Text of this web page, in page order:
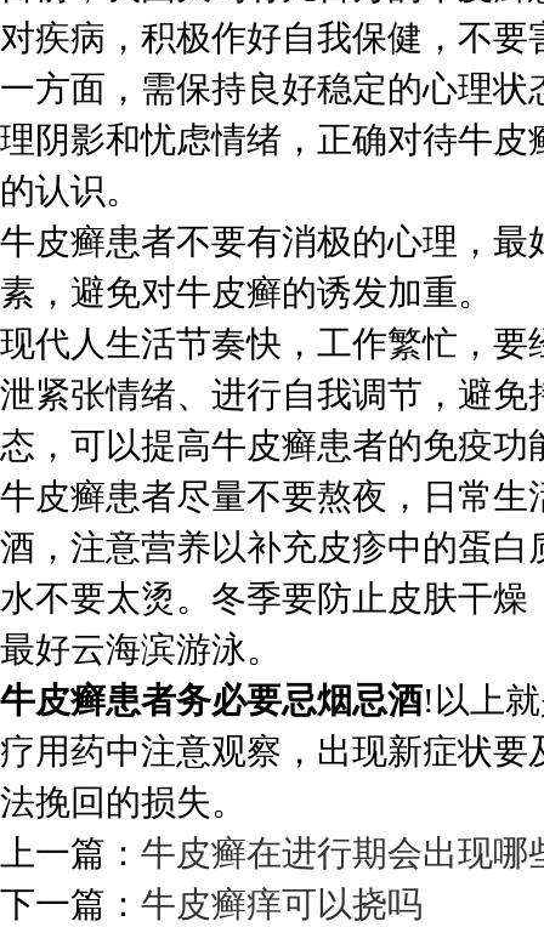
对疾病，积极作好自我保健，不
一方面，需保持良好稳定的心理
理阴影和忧虑情绪，正确对待牛
的认识。
牛皮癣患者不要有消极的心理，
素，避免对牛皮癣的诱发加重。
现代人生活节奏快，工作繁忙，
泄紧张情绪、进行自我调节，避
态，可以提高牛皮癣患者的免疫功
牛皮癣患者尽量不要熬夜，日常
酒，注意营养以补充皮疹中的蛋
水不要太烫。冬季要防止皮肤干
最好云海滨游泳。
牛皮癣患者务必要忌烟忌酒!以上
疗用药中注意观察，出现新症状
法挽回的损失。
上一篇： 牛皮癣在进行期会出现哪
下一篇： 牛皮癣痒可以挠吗